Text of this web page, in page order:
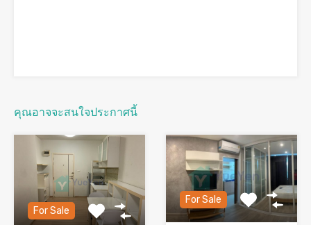
คุณอาจจะสนใจประกาศนี้
For Sale
For Sale